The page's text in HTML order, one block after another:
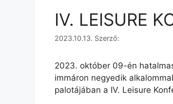
IV. LEISURE
2023.10.13. Szerző:
2023. október 09-én
immáron negyedik
palotájában a IV. Leisure